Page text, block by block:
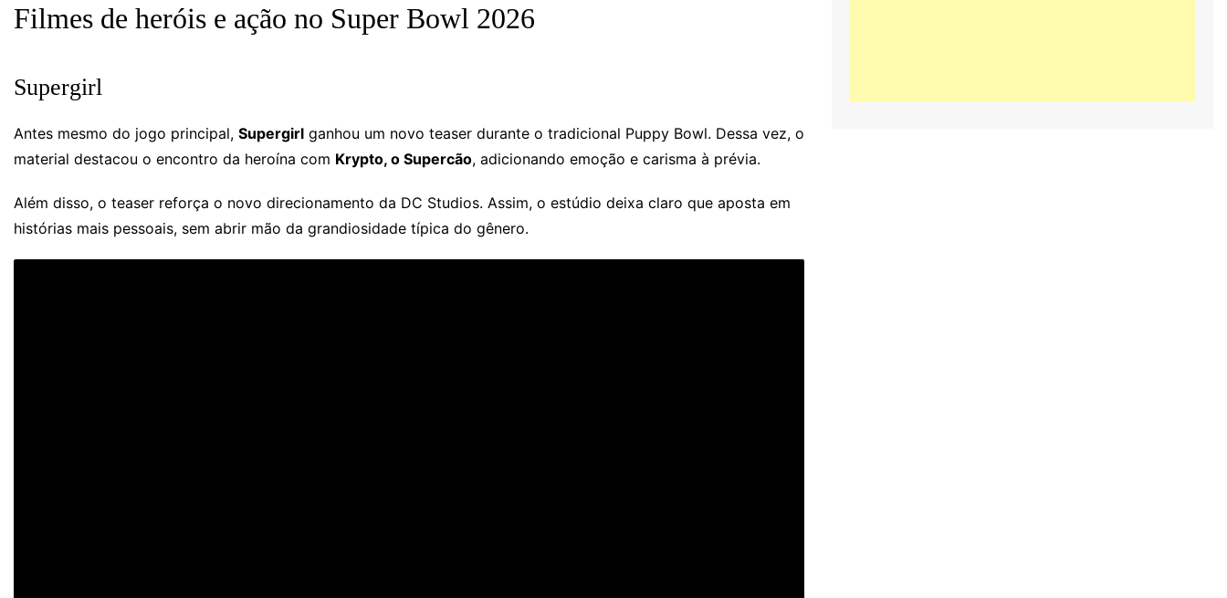
Filmes de heróis e ação no Super Bowl 2026
Supergirl
Antes mesmo do jogo principal, Supergirl ganhou um novo teaser durante o tradicional Puppy Bowl. Dessa vez, o
material destacou o encontro da heroína com Krypto, o Supercão, adicionando emoção e carisma à prévia.
Além disso, o teaser reforça o novo direcionamento da DC Studios. Assim, o estúdio deixa claro que aposta em
histórias mais pessoais, sem abrir mão da grandiosidade típica do gênero.